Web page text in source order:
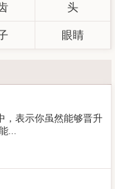
头
眼睛
，表示你虽然能够晋升
...